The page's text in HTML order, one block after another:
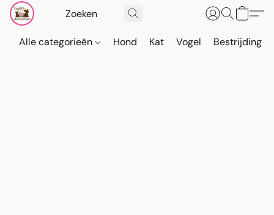
Alle categorieën Hond Kat Vogel Bestrijding